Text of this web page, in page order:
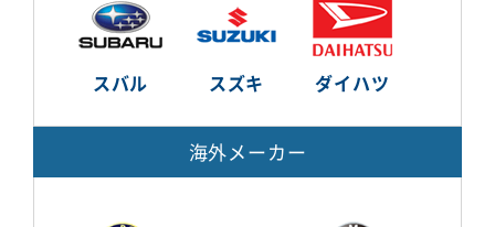
スバル スズキ ダイハツ
海外メーカー